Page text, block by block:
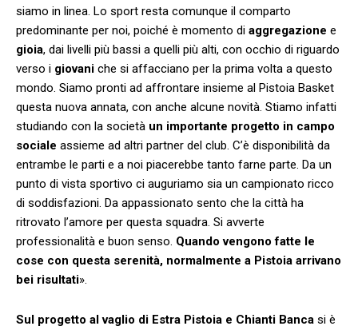
siamo in linea. Lo sport resta comunque il comparto
predominante per noi, poiché è momento di aggregazione e
gioia, dai livelli più bassi a quelli più alti, con occhio di riguardo
verso i giovani che si affacciano per la prima volta a questo
mondo. Siamo pronti ad affrontare insieme al Pistoia Basket
questa nuova annata, con anche alcune novità. Stiamo infatti
studiando con la società un importante progetto in campo
sociale assieme ad altri partner del club. C’è disponibilità da
entrambe le parti e a noi piacerebbe tanto farne parte. Da un
punto di vista sportivo ci auguriamo sia un campionato ricco
di soddisfazioni. Da appassionato sento che la città ha
ritrovato l’amore per questa squadra. Si avverte
professionalità e buon senso. Quando vengono fatte le
cose con questa serenità, normalmente a Pistoia arrivano
bei risultati».
Sul progetto al vaglio di Estra Pistoia e Chianti Banca si è